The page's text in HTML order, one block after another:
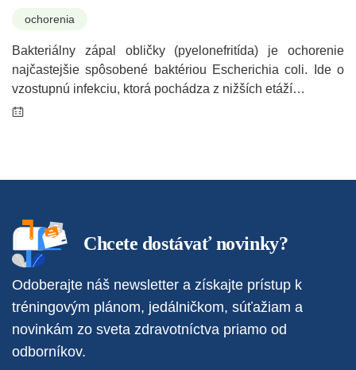
ochorenia
Bakteriálny zápal obličky (pyelonefritída) je ochorenie
najčastejšie spôsobené baktériou Escherichia coli. Ide o
vzostupnú infekciu, ktorá pochádza z nižších etáží…
Chcete dostávať novinky?
Odoberajte náš newsletter a získajte prístup k
tréningovým plánom, jedálničkom, súťažiam a
novinkám zo sveta zdravotníctva priamo od
odborníkov.